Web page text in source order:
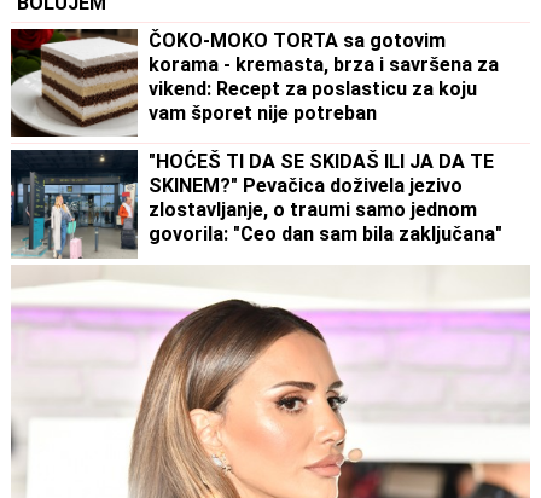
ČOKO-MOKO TORTA sa gotovim
korama - kremasta, brza i savršena za
vikend: Recept za poslasticu za koju
vam šporet nije potreban
"HOĆEŠ TI DA SE SKIDAŠ ILI JA DA TE
SKINEM?" Pevačica doživela jezivo
zlostavljanje, o traumi samo jednom
govorila: "Ceo dan sam bila zaključana"